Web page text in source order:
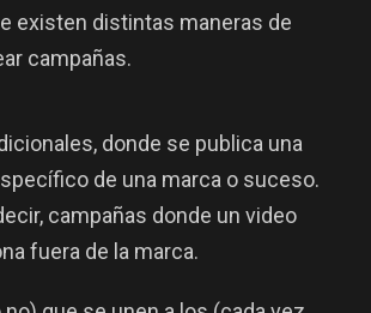
existen distintas maneras de
campañas.
donde se publica una
de una marca o suceso.
campañas donde un video
fuera de la marca.